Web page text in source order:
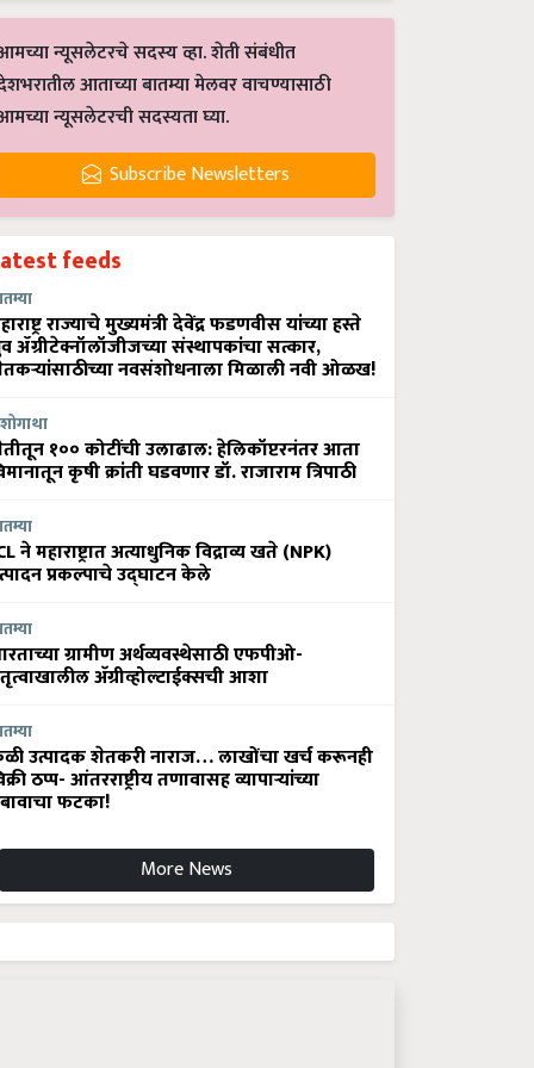
न्यूसलेटरचे सदस्य व्हा. शेती संबंधीत
आताच्या बातम्या मेलवर वाचण्यासाठी
न्यूसलेटरची सदस्यता घ्या.
Subscribe Newsletters
feeds
राज्याचे मुख्यमंत्री देवेंद्र फडणवीस यांच्या हस्ते
ॲग्रीटेक्नॉलॉजीजच्या संस्थापकांचा सत्कार,
नवसंशोधनाला मिळाली नवी ओळख!
१०० कोटींची उलाढाल: हेलिकॉप्टरनंतर आता
कृषी क्रांती घडवणार डॉ. राजाराम त्रिपाठी
ने महाराष्ट्रात अत्याधुनिक विद्राव्य खते (NPK)
प्रकल्पाचे उद्घाटन केले
ग्रामीण अर्थव्यवस्थेसाठी एफपीओ-
अ‍ॅग्रीव्होल्टाईक्सची आशा
उत्पादक शेतकरी नाराज… लाखोंचा खर्च करूनही
ठप्प- आंतरराष्ट्रीय तणावासह व्यापाऱ्यांच्या
फटका!
More News